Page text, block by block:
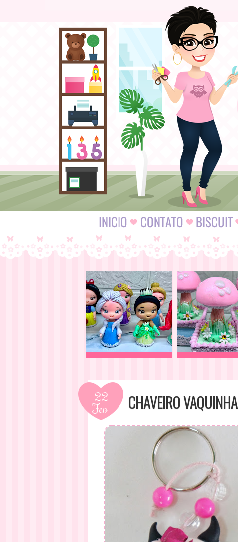
22
Fev CHAVEIRO VAQUINHA